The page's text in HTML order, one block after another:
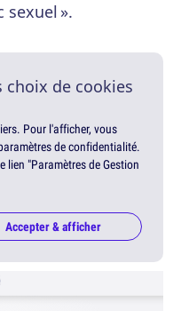
».
choix de cookies
Pour l'afficher, vous
de confidentialité.
lien "Paramètres de Gestion
Accepter & afficher